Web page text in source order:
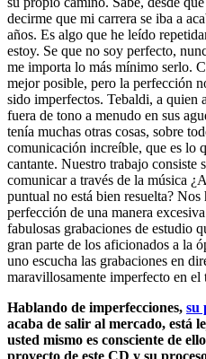
decirme que mi carrera se iba a
años. Es algo que he leído
estoy. Se que no soy perfecto,
me importa lo más mínimo serlo.
mejor posible, pero la perfección
sido imperfectos. Tebaldi, a quien
fuera de tono a menudo en sus
tenía muchas otras cosas, sobre
comunicación increíble, que es lo
cantante. Nuestro trabajo consiste
comunicar a través de la música
puntual no está bien resuelta? Nos
perfección de una manera
fabulosas grabaciones de estudio
gran parte de los aficionados a la
uno escucha las grabaciones en
maravillosamente imperfecto en el
Hablando de imperfecciones, su
acaba de salir al mercado, está
usted mismo es consciente de
proyecto de este CD y su